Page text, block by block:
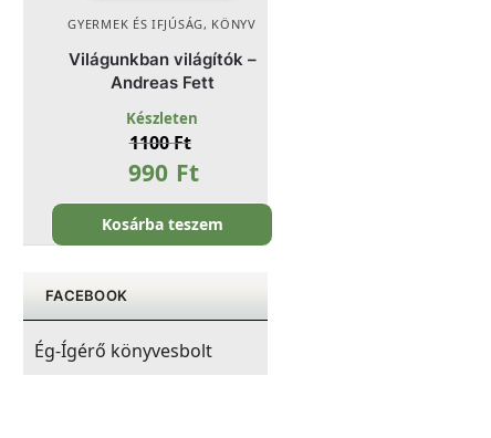
GYERMEK ÉS IFJÚSÁG, KÖNYV
Világunkban világítók –
Andreas Fett
Készleten
1100Ft
990 Ft
Kosárba teszem
FACEBOOK
Ég-Ígérő könyvesbolt